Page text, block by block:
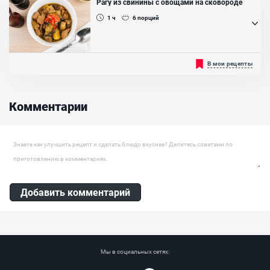
запеканка из овощей, индейки, мяса или рыбы станет нежнее и
подарит вам минутки наслаждения!...
1 ч 6порций
Горячее свиное рагу с ярким, насыщенным вкусом. Пряная
свинина и томленые овощи — полноценное блюдо с интересной
В мои рецепты
Комментарии
Оставить комментарий
Добавить комментарий
Мы в социальных сетях: